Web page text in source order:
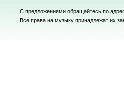
С предложениями обращайтесь по
Все права на музыку принадлежат их